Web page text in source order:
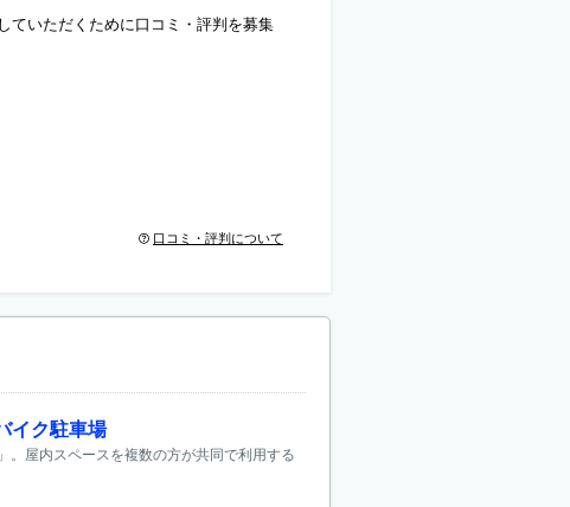
ていただくために口コミ・評判を募集
口コミ・評判について
イク駐車場
。屋内スペースを複数の方が共同で利用する